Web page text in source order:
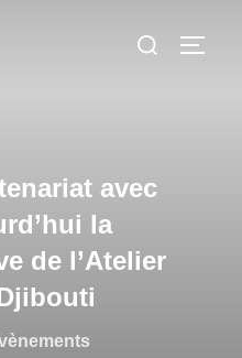
avec
la
de l’Atelier